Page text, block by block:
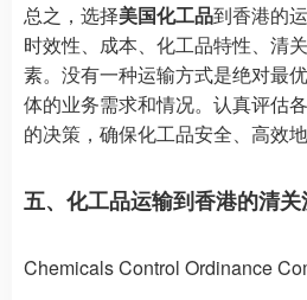
总之，选择美国化工品到香港的
时效性、成本、化工品特性、清
素。没有一种运输方式是绝对最
体的业务需求和情况。认真评估
的决策，确保化工品安全、高效地
五、化工品运输到香港的清
Chemicals Control Ordinance